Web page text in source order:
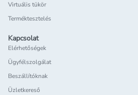
Virtuális tükör
Terméktesztelés
Kapcsolat
Elérhetőségek
Ügyfélszolgálat
Beszállítóknak
Üzletkereső